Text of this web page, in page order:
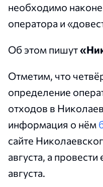
необходимо
оператора и
Об этом пишут
Отметим, что
определение
отходов в
информация о нём
сайте
августа, а провести
августа.